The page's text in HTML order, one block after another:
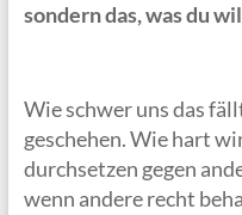
sondern das, was du
Wie schwer uns das
geschehen. Wie hart
durchsetzen gegen
wenn andere recht